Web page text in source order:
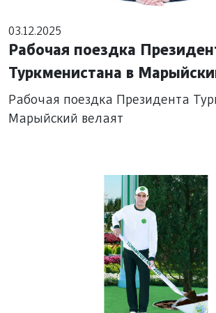
03.12.2025
Рабочая поездка
Туркменистана в
Рабочая поездка Президента
Марыйский велаят